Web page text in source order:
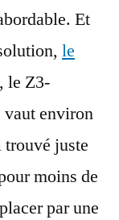
Et
le
le Z3-
vaut environ
trouvé juste
moins de
par une